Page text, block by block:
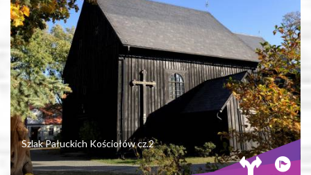
Szlak Pałuckich Kościołów cz.2